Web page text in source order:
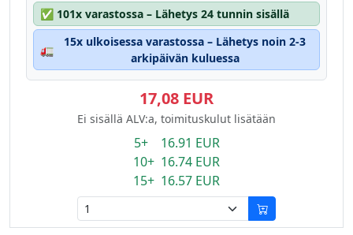
✅ 101x varastossa – Lähetys 24 tunnin sisällä
🚛
15x ulkoisessa varastossa – Lähetys noin 2-3
arkipäivän kuluessa
17,08 EUR
Ei sisällä ALV:a, toimituskulut lisätään
5+ 16.91 EUR
10+ 16.74 EUR
15+ 16.57 EUR